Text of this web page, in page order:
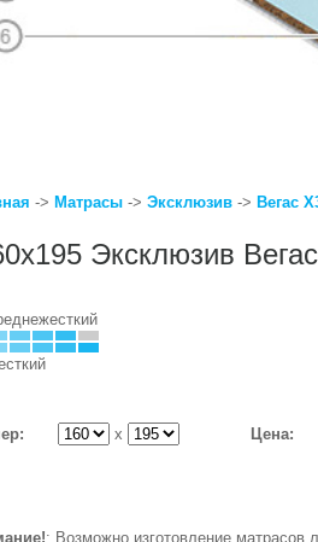
-> Матрасы -> Эксклюзив -> Вегас
Эксклюзив
x Цена:
: Возможно изготовление матрасов